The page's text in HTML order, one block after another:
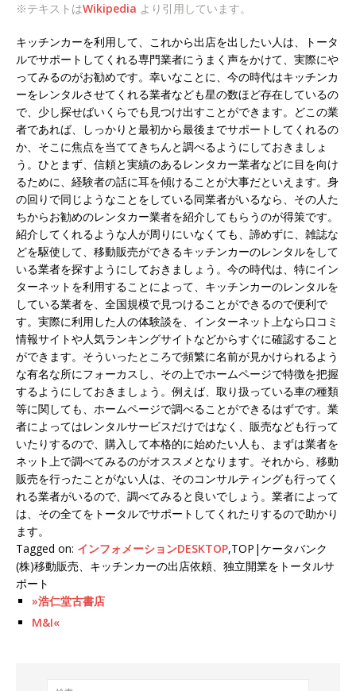
※テキストはWikipedia より引用しています。
キッチンカーを利用して、これから出店を出したい人は、トータ
ルでサポートしてくれる専門業者にうまく声をかけて、実際にや
ってみるのがお勧めです。幸いなことに、今の時代はキッチンカ
ーをレンタルさせてくれる業者なども星の数ほど存在しているの
で、少し探せばいくらでも見つけ出すことができます。どこの業
者であれば、しっかりと最初から最後までサポートしてくれるの
か、そこに焦点を当ててきちんと調べるようにしておきましょ
う。ひとまず、信頼と実績のあるレンタカー業者などに目を向け
るために、経験者の話に耳を傾けることが大事だといえます。身
の回りで同じようなことをしている同業者がいるなら、その人た
ちからお勧めのレンタカー業者を紹介してもらうのが得策です。
紹介してくれるような人が周りにいなくても、諦めずに、雑誌な
どを駆使して、移動販売ができるキッチンカーのレンタルをして
いる業者を探すようにしておきましょう。今の時代は、特にイン
ターネットを利用することによって、キッチンカーのレンタルを
している業者を、全国規模で見つけることができるので便利で
す。実際に利用した人の体験談を、インターネット上なら口コミ
情報サイトや人気ランキングサイトなどからすぐに確認すること
ができます。そういったところで頻繁に名前が見かけられるよう
な有名な所にフォーカスし、その上でホームページで特徴を把握
するようにしておきましょう。例えば、取り扱っている車の種類
等に関しても、ホームページで調べることができるはずです。業
者によってはレンタルサービスだけではなく、販売なども行って
いたりするので、購入して本格的に始めたい人も、まずは業者を
ネット上で調べてみるのがオススメとなります。それから、移動
販売を行ったことがない人は、そのコンサルティングも行ってく
れる業者がいるので、調べてみると良いでしょう。業者によって
は、その全てをトータルでサポートしてくれたりするので助かり
ます。
Tagged on: インフォメーションDESKTOP,TOP|ケータバンク
(株)移動販売、キッチンカーの出店依頼、独立開業をトータルサ
ポート
»浩仁堂古書店
M&I«